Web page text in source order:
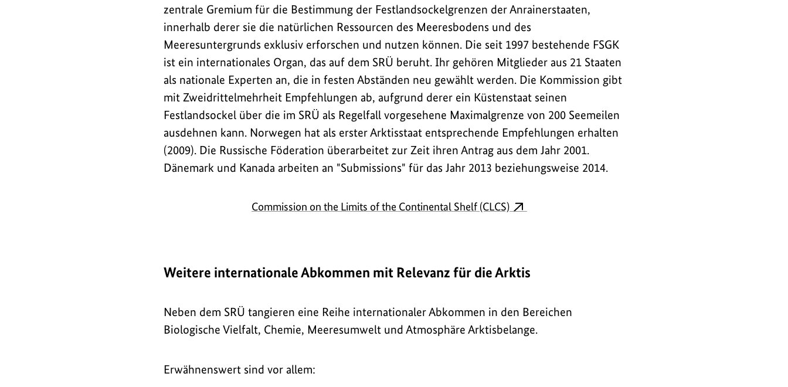
zentrale Gremium für die Bestimmung der Festlandsockelgrenzen der Anrainerstaaten,
innerhalb derer sie die natürlichen Ressourcen des Meeresbodens und des
Meeresuntergrunds exklusiv erforschen und nutzen können. Die seit 1997 bestehende FSGK
ist ein internationales Organ, das auf dem SRÜ beruht. Ihr gehören Mitglieder aus 21 Staaten
als nationale Experten an, die in festen Abständen neu gewählt werden. Die Kommission gibt
mit Zweidrittelmehrheit Empfehlungen ab, aufgrund derer ein Küstenstaat seinen
Festlandsockel über die im SRÜ als Regelfall vorgesehene Maximalgrenze von 200 Seemeilen
ausdehnen kann. Norwegen hat als erster Arktisstaat entsprechende Empfehlungen erhalten
(2009). Die Russische Föderation überarbeitet zur Zeit ihren Antrag aus dem Jahr 2001.
Dänemark und Kanada arbeiten an "Submissions" für das Jahr 2013 beziehungsweise 2014.
Commission on the Limits of the Continental Shelf(CLCS)
Weitere internationale Abkommen mit Relevanz für die Arktis
Neben dem SRÜ tangieren eine Reihe internationaler Abkommen in den Bereichen
Biologische Vielfalt, Chemie, Meeresumwelt und Atmosphäre Arktisbelange.
Erwähnenswert sind vor allem: